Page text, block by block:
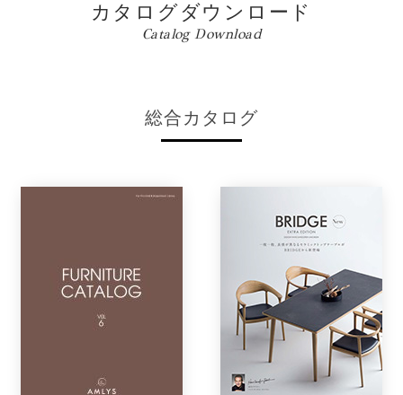
カタログダウンロード
Catalog Download
総合カタログ